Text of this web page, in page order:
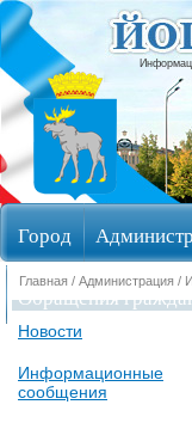
Город
Обращения
Главная / Администрация /
Новости
Информационные
сообщения